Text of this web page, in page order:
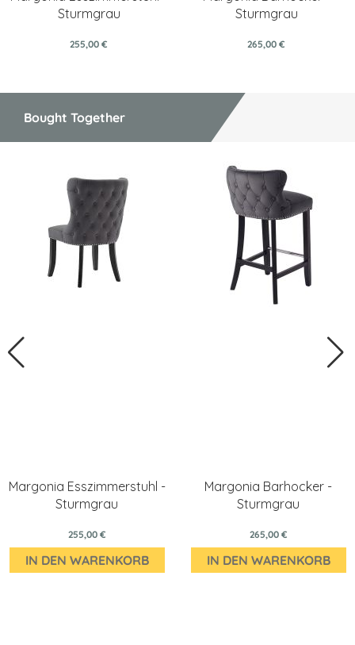
Sturmgrau
255,00 €
Sturmgrau
265,00 €
Bought Together
Margonia Esszimmerstuhl -
Sturmgrau
255,00 €
IN DEN WARENKORB
Margonia Barhocker -
Sturmgrau
265,00 €
IN DEN WARENKORB